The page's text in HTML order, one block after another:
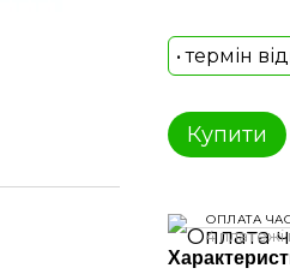
• термін
Купити
ОПЛАТА
4 платежі